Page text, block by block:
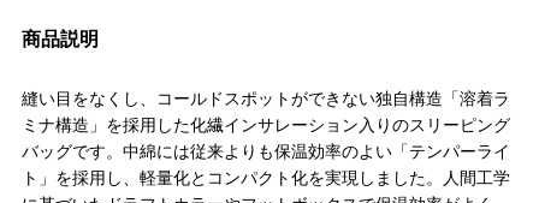
商品説明
縫い目をなくし、コールドスポットができない独自構造「溶着ラ
ミナ構造」を採用した化繊インサレーション入りのスリーピング
バッグです。中綿には従来よりも保温効率のよい「テンパーライ
ト」を採用し、軽量化とコンパクト化を実現しました。人間工学